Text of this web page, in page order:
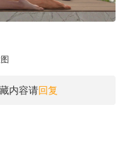
内容请回复